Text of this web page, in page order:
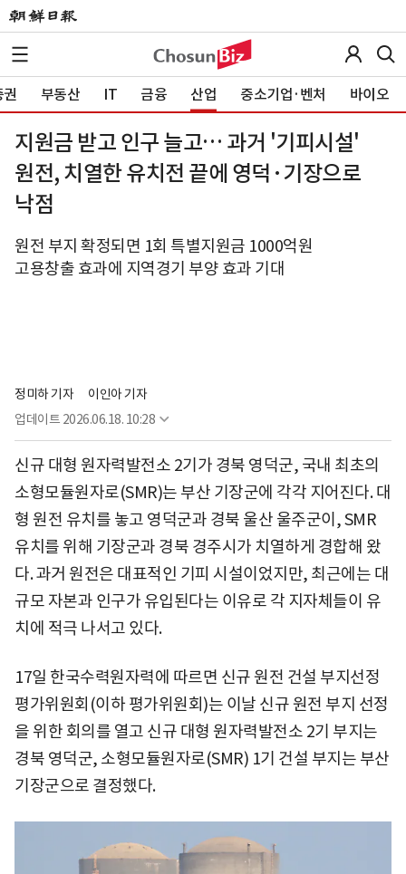
부동산 IT 금융 산업 중소기업·벤처 바이오
지원금 받고 인구 늘고… 과거 '기피시설'
원전, 치열한 유치전 끝에 영덕·기장으로
낙점
원전 부지 확정되면 1회 특별지원금 1000억원
고용창출 효과에 지역경기 부양 효과 기대
정미하 기자
이인아 기자
업데이트 2026.06.18. 10:28
신규 대형 원자력발전소 2기가 경북 영덕군, 국내 최초의
소형모듈원자로(SMR)는 부산 기장군에 각각 지어진다. 대
형 원전 유치를 놓고 영덕군과 경북 울산 울주군이, SMR
유치를 위해 기장군과 경북 경주시가 치열하게 경합해 왔
다. 과거 원전은 대표적인 기피 시설이었지만, 최근에는 대
규모 자본과 인구가 유입된다는 이유로 각 지자체들이 유
치에 적극 나서고 있다.
17일 한국수력원자력에 따르면 신규 원전 건설 부지선정
평가위원회(이하 평가위원회)는 이날 신규 원전 부지 선정
을 위한 회의를 열고 신규 대형 원자력발전소 2기 부지는
경북 영덕군, 소형모듈원자로(SMR) 1기 건설 부지는 부산
기장군으로 결정했다.